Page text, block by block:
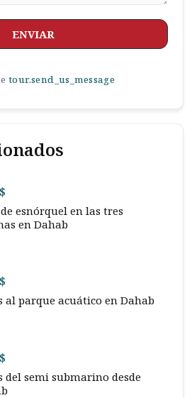
ENVIAR
tour.send_us_message
esnórquel en las tres
en Dahab
al parque acuático en Dahab
del semi submarino desde